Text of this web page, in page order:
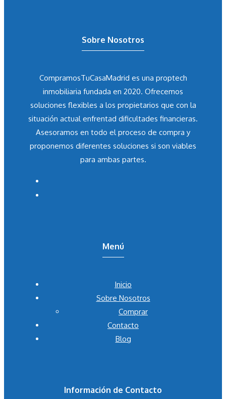
Sobre Nosotros
CompramosTuCasaMadrid es una proptech
inmobiliaria fundada en 2020. Ofrecemos
soluciones flexibles a los propietarios que con la
situación actual enfrentad dificultades financieras.
Asesoramos en todo el proceso de compra y
proponemos diferentes soluciones si son viables
para ambas partes.
Menú
Inicio
Sobre Nosotros
Comprar
Contacto
Blog
Información de Contacto